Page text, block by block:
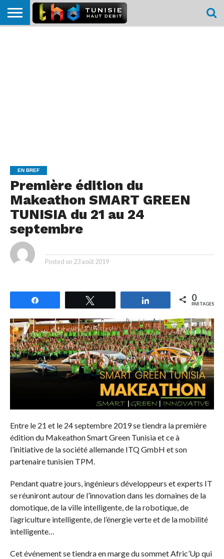
EN BREF
Première édition du
Makeathon SMART GREEN
TUNISIA du 21 au 24
septembre
Posted on 23 août 2019
Partagez 0
PARTAGES
Entre le 21 et le 24 septembre 2019 se tiendra la première
édition du Makeathon Smart Green Tunisia et ce à
l’initiative de la société allemande ITQ GmbH et son
partenaire tunisien TPM.
Pendant quatre jours, ingénieurs développeurs et experts IT
se réuniront autour de l’innovation dans les domaines de la
domotique, de la ville intelligente, de la robotique, de
l’agriculture intelligente, de l’énergie verte et de la mobilité
intelligente…
Cet événement se tiendra en marge du sommet Afric’Up qui